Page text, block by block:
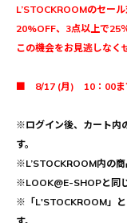
L’STOCKROOMのセー
20%OFF、3点以上で25
この機会をお見逃しなく
■ 8/17 (月) 10：00ま
※ログイン後、カート内
す。
※L’STOCKROOM内の商
※LOOK@E-SHOPと同
※「L'STOCKROOM」